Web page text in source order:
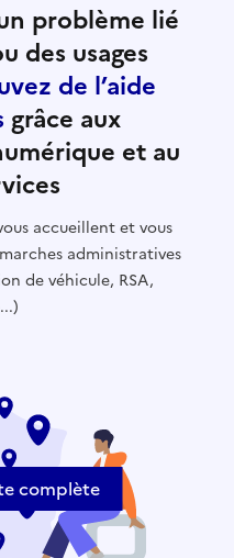
problème lié
des usages
de l’aide
grâce aux
et au
accueillent et vous
administratives
de véhicule, RSA,
complète